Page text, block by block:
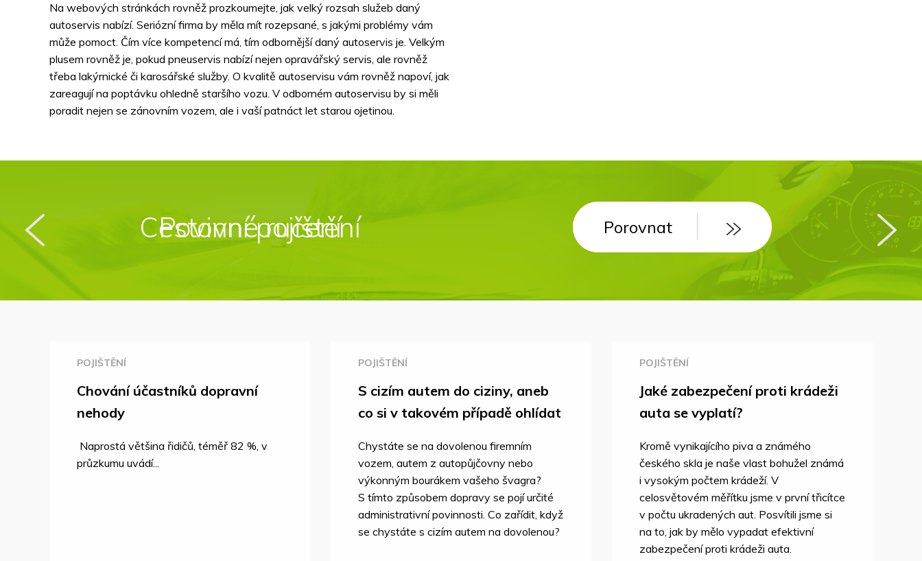
Na webových stránkách rovněž prozkoumejte, jak velký rozsah služeb daný
autoservis nabízí. Seriózní firma by měla mít rozepsané, s jakými problémy vám
může pomoct. Čím více kompetencí má, tím odbornější daný autoservis je. Velkým
plusem rovněž je, pokud pneuservis nabízí nejen opravářský servis, ale rovněž
třeba lakýrnické či karosářské služby. O kvalitě autoservisu vám rovněž napoví, jak
zareagují na poptávku ohledně staršího vozu. V odborném autoservisu by si měli
poradit nejen se zánovním vozem, ale i vaší patnáct let starou ojetinou.
Povinné ručení Porovnat
Cestovní pojištění Porovnat
POJIŠTĚNÍ
Chování účastníků dopravní
nehody
Naprostá většina řidičů, téměř 82 %, v
průzkumu uvádí...
POJIŠTĚNÍ
S cizím autem do ciziny, aneb
co si v takovém případě ohlídat
Chystáte se na dovolenou firemním
vozem, autem z autopůjčovny nebo
výkonným bourákem vašeho švagra?
S tímto způsobem dopravy se pojí určité
administrativní povinnosti. Co zařídit, když
se chystáte s cizím autem na dovolenou?
POJIŠTĚNÍ
Jaké zabezpečení proti krádeži
auta se vyplatí?
Kromě vynikajícího piva a známého
českého skla je naše vlast bohužel známá
i vysokým počtem krádeží. V
celosvětovém měřítku jsme v první třicítce
v počtu ukradených aut. Posvítili jsme si
na to, jak by mělo vypadat efektivní
zabezpečení proti krádeži auta.